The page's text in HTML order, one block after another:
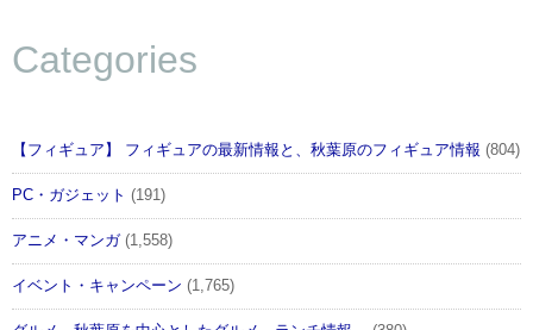
Categories
【フィギュア】 フィギュアの最新情報と、秋葉原のフィギュア情報 (804)
PC・ガジェット (191)
アニメ・マンガ(1,558)
イベント・キャンペーン (1,765)